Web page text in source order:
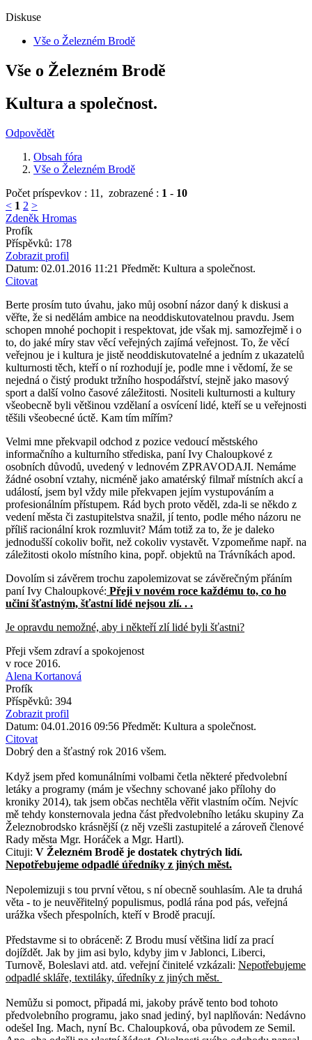
Diskuse
Vše o Železném Brodě
Vše o Železném Brodě
Kultura a společnost.
Odpovědět
Obsah fóra
Vše o Železném Brodě
Počet príspevkov : 11, zobrazené : 1 - 10
< 1 2 >
Zdeněk Hromas
Profík
Příspěvků: 178
Zobrazit profil
Datum: 02.01.2016 11:21 Předmět: Kultura a společnost.
Citovat
Berte prosím tuto úvahu, jako můj osobní názor daný k diskusi a
věřte, že si nedělám ambice na neoddiskutovatelnou pravdu. Jsem
schopen mnohé pochopit i respektovat, jde však mj. samozřejmě i o
to, do jaké míry stav věcí veřejných zajímá veřejnost. To, že věcí
veřejnou je i kultura je jistě neoddiskutovatelné a jedním z ukazatelů
kulturnosti těch, kteří o ní rozhodují je, podle mne i vědomí, že se
nejedná o čistý produkt tržního hospodářství, stejně jako masový
sport a další volno časové záležitosti. Nositeli kulturnosti a kultury
všeobecně byli většinou vzdělaní a osvícení lidé, kteří se u veřejnosti
těšili všeobecné úctě. Kam tím mířím?
Velmi mne překvapil odchod z pozice vedoucí městského
informačního a kulturního střediska, paní Ivy Chaloupkové z
osobních důvodů, uvedený v lednovém ZPRAVODAJI. Nemáme
žádné osobní vztahy, nicméně jako amatérský filmař místních akcí a
událostí, jsem byl vždy mile překvapen jejím vystupováním a
profesionálním přístupem. Rád bych proto věděl, zda-li se někdo z
vedení města či zastupitelstva snažil, jí tento, podle mého názoru ne
příliš racionální krok rozmluvit? Mám totiž za to, že je daleko
jednodušší cokoliv bořit, než cokoliv vystavět. Vzpomeňme např. na
záležitosti okolo místního kina, popř. objektů na Trávníkách apod.
Dovolím si závěrem trochu zapolemizovat se závěrečným přáním
paní Ivy Chaloupkové: Přeji v novém roce každému to, co ho
učiní šťastným, šťastní lidé nejsou zlí. . .
Je opravdu nemožné, aby i někteří zlí lidé byli šťastni?
Přeji všem zdraví a spokojenost
v roce 2016.
Alena Kortanová
Profík
Příspěvků: 394
Zobrazit profil
Datum: 04.01.2016 09:56 Předmět: Kultura a společnost.
Citovat
Dobrý den a šťastný rok 2016 všem.
Když jsem před komunálními volbami četla některé předvolební
letáky a programy (mám je všechny schované jako přílohy do
kroniky 2014), tak jsem občas nechtěla věřit vlastním očím. Nejvíc
mě tehdy konsternovala jedna část předvolebního letáku skupiny Za
Železnobrodsko krásnější (z něj vzešli zastupitelé a zároveň členové
Rady města Mgr. Horáček a Mgr. Hartl).
Cituji: V Železném Brodě je dostatek chytrých lidí.
Nepotřebujeme odpadlé úředníky z jiných měst.
Nepolemizuji s tou první větou, s ní obecně souhlasím. Ale ta druhá
věta - to je neuvěřitelný populismus, podlá rána pod pás, veřejná
urážka všech přespolních, kteří v Brodě pracují.
Představme si to obráceně: Z Brodu musí většina lidí za prací
dojíždět. Jak by jim asi bylo, kdyby jim v Jablonci, Liberci,
Turnově, Boleslavi atd. atd. veřejní činitelé vzkázali: Nepotřebujeme
odpadlé skláře, textiláky, úředníky z jiných měst.
Nemůžu si pomoct, připadá mi, jakoby právě tento bod tohoto
předvolebního programu, jako snad jediný, byl naplňován: Nedávno
odešel Ing. Mach, nyní Bc. Chaloupková, oba původem ze Semil.